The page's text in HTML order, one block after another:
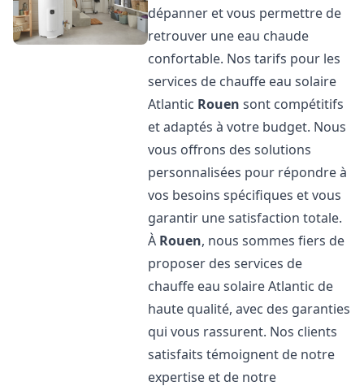
dépanner et vous permettre de
retrouver une eau chaude
confortable. Nos tarifs pour les
services de chauffe eau solaire
Atlantic Rouen sont compétitifs
et adaptés à votre budget. Nous
vous offrons des solutions
personnalisées pour répondre à
vos besoins spécifiques et vous
garantir une satisfaction totale.
À Rouen, nous sommes fiers de
proposer des services de
chauffe eau solaire Atlantic de
haute qualité, avec des garanties
qui vous rassurent. Nos clients
satisfaits témoignent de notre
expertise et de notre